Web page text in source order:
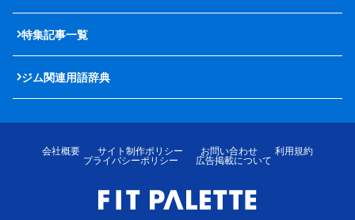
特集記事一覧
ジム関連用語辞典
会社概要 サイト制作ポリシー お問い合わせ
利用規約
プライバシーポリシー
広告掲載について